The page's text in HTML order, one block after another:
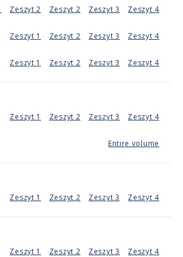
Zeszyt 2 Zeszyt 2 Zeszyt 3 Zeszyt 4
Zeszyt 1 Zeszyt 2 Zeszyt 3 Zeszyt 4
Zeszyt 1 Zeszyt 2 Zeszyt 3 Zeszyt 4
Zeszyt 1 Zeszyt 2 Zeszyt 3 Zeszyt 4
Entire volume
Zeszyt 1 Zeszyt 2 Zeszyt 3 Zeszyt 4
Zeszyt 1 Zeszyt 2 Zeszyt 3 Zeszyt 4